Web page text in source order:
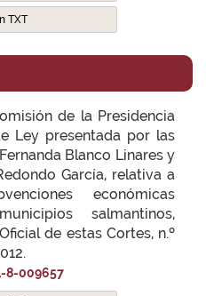
TXT
de la Presidencia
Ley presentada por las
Blanco Linares y
García, relativa a
económicas
salmantinos,
de estas Cortes, n.º
8-009657